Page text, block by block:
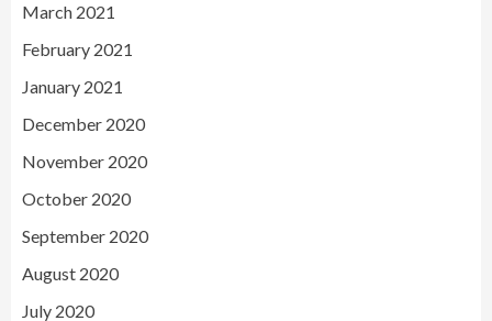
March 2021
February 2021
January 2021
December 2020
November 2020
October 2020
September 2020
August 2020
July 2020